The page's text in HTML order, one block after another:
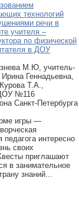
технологий
речи в
учителя –
по физической
в ДОУ
М.Ю, учитель-
Геннадьевна,
Т.А.,
№116
Санкт-Петербурга
игры —
интересно
своих
приглашают
в занимательное
знаний...